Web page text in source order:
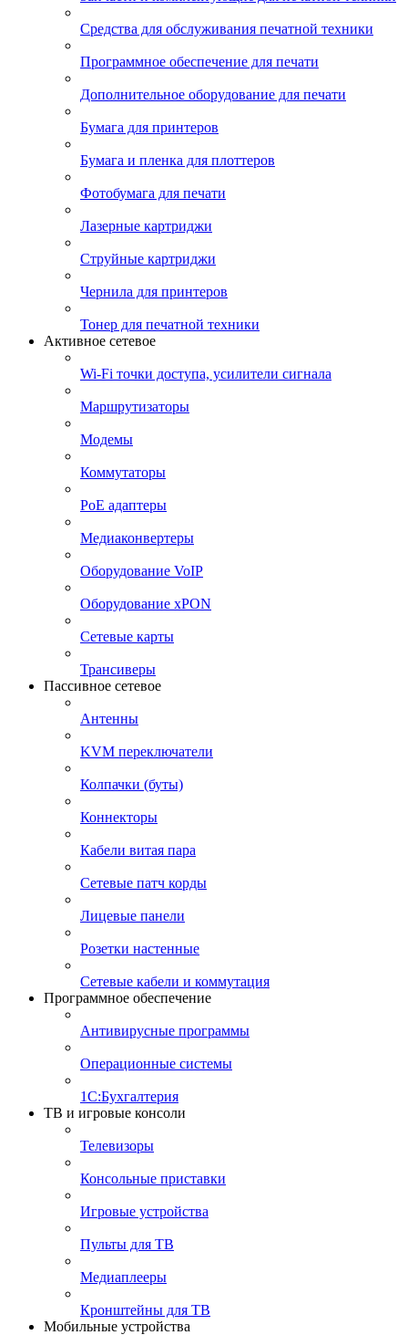
Средства для обслуживания печатной техники
Программное обеспечение для печати
Дополнительное оборудование для печати
Бумага для принтеров
Бумага и пленка для плоттеров
Фотобумага для печати
Лазерные картриджи
Струйные картриджи
Чернила для принтеров
Тонер для печатной техники
Активное сетевое
Wi-Fi точки доступа, усилители сигнала
Маршрутизаторы
Модемы
Коммутаторы
PoE адаптеры
Медиаконвертеры
Оборудование VoIP
Оборудование xPON
Сетевые карты
Трансиверы
Пассивное сетевое
Антенны
KVM переключатели
Колпачки (буты)
Коннекторы
Кабели витая пара
Сетевые патч корды
Лицевые панели
Розетки настенные
Сетевые кабели и коммутация
Программное обеспечение
Антивирусные программы
Операционные системы
1С:Бухгалтерия
ТВ и игровые консоли
Телевизоры
Консольные приставки
Игровые устройства
Пульты для ТВ
Медиаплееры
Кронштейны для ТВ
Мобильные устройства